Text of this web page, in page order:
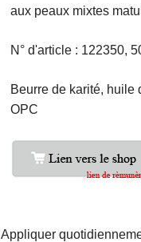
aux peaux mixtes
N° d'article : 122350,
Beurre de karité, huile
OPC
Appliquer